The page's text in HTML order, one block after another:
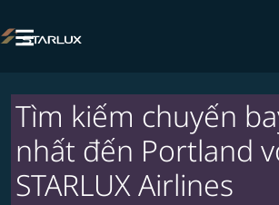

Tìm kiếm chuyến
nhất đến Portland
STARLUX Airlines